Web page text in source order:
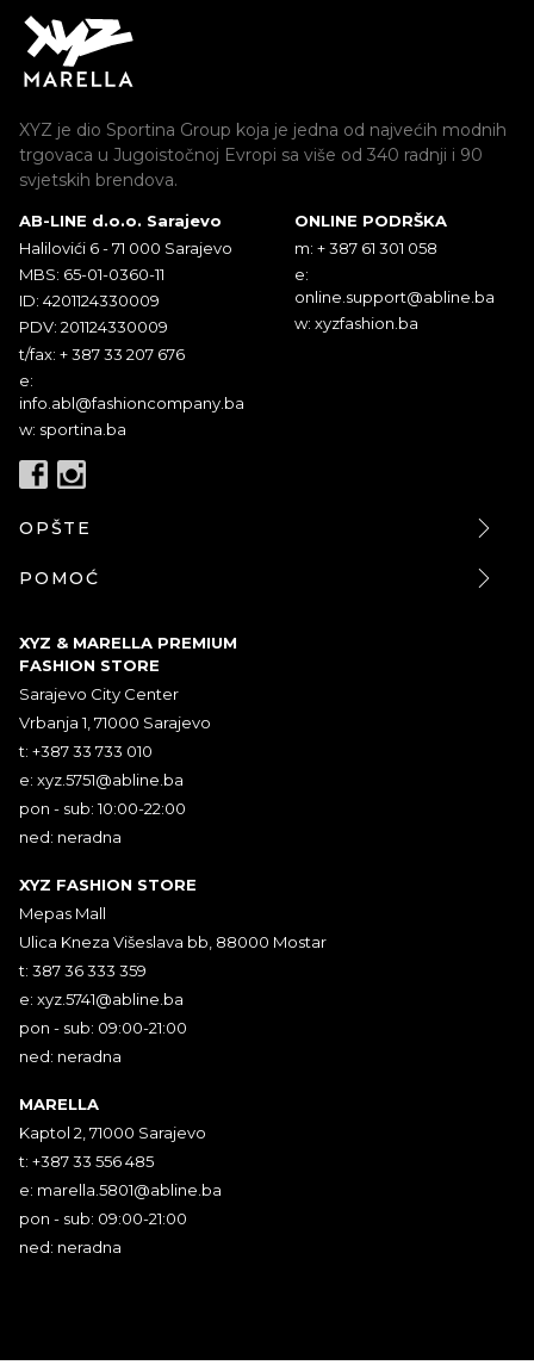
XYZ je dio Sportina Group koja je jedna od najvećih modnih
trgovaca u Jugoistočnoj Evropi sa više od 340 radnji i 90
svjetskih brendova.
AB-LINE d.o.o. Sarajevo
Halilovići 6 - 71 000 Sarajevo
MBS: 65-01-0360-11
ID: 4201124330009
PDV: 201124330009
t/fax: + 387 33 207 676
e:
info.abl@fashioncompany.ba
w: sportina.ba
ONLINE PODRŠKA
m: + 387 61 301 058
e:
online.support@abline.ba
w: xyzfashion.ba
OPŠTE
POMOĆ
XYZ & MARELLA PREMIUM
FASHION STORE
Sarajevo City Center
Vrbanja 1, 71000 Sarajevo
t: +387 33 733 010
e: xyz.5751@abline.ba
pon - sub: 10:00-22:00
ned: neradna
XYZ FASHION STORE
Mepas Mall
Ulica Kneza Višeslava bb, 88000 Mostar
t: 387 36 333 359
e: xyz.5741@abline.ba
pon - sub: 09:00-21:00
ned: neradna
MARELLA
Kaptol 2, 71000 Sarajevo
t: +387 33 556 485
e: marella.5801@abline.ba
pon - sub: 09:00-21:00
ned: neradna